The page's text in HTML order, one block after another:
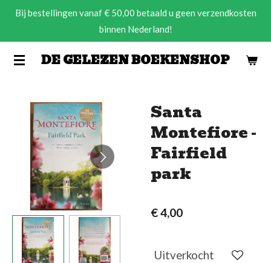
Ga
de
DE GELEZEN BOEKENSHOP
Bij bestellingen vanaf € 50,00 betaald u geen verzendkosten
binnen Nederland!
Santa
Montefiore -
Fairfield
park
€ 4,00
Uitverkocht